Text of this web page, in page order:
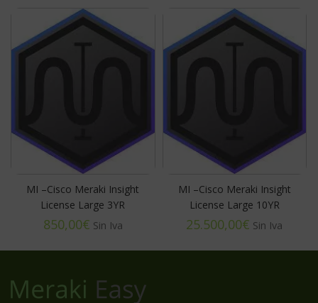
MI –Cisco Meraki Insight
License Large 3YR
€
MI –Cisco Meraki Insight
License Large 10YR
€